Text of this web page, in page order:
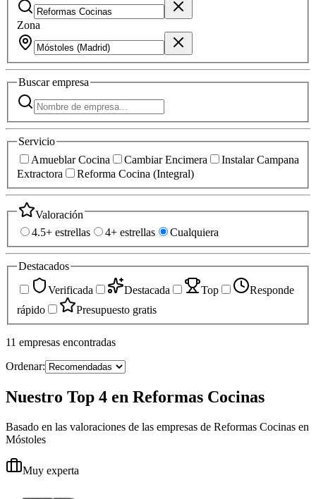
Zona
Buscarempresa
Servicio
Amueblar Cocina
Cambiar Encimera
Instalar Campana
Extractora
Reforma Cocina (Integral)
Valoración
4.5+ estrellas
4+ estrellas Cualquiera
Destacados
Verificada
Destacada Top
Responde
rápido
Presupuesto gratis
11 empresas encontradas
Ordenar:
Nuestro Top 4 en Reformas Cocinas
Basado en las valoraciones de las empresas de Reformas Cocinas en
Móstoles
Muy experta